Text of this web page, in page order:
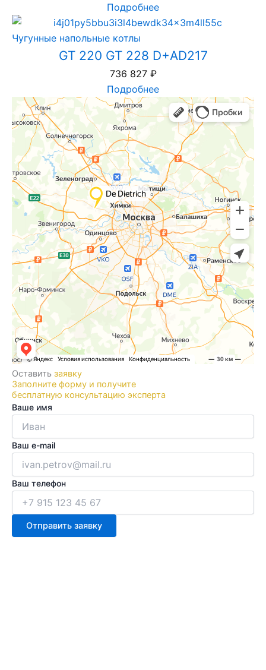
Подробнее
Чугунные напольные котлы
GT 220 GT 228 D+AD217
736 827 ₽
Подробнее
Оставить заявку
Заполните форму и получите
бесплатную консультацию эксперта
Ваше имя
Ваш e-mail
Ваш телефон
Отправить заявку